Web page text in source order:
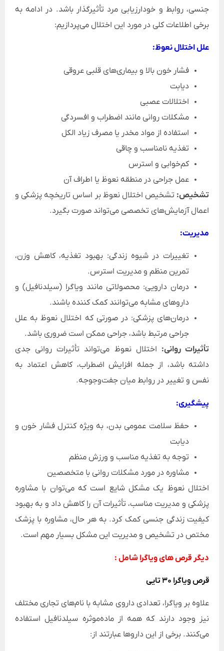
جنسی، روابط و خودارزیابی مرد تأثیرگذار باشد. در ادامه به
برخی اطلاعات کلی در مورد این اختلال می‌پردازیم:
علل اختلال نعوظ:
فشار خون بالا و بیماری‌های قلبی عروقی
دیابت
اختلالات عصبی
مشکلات روانی مانند اضطراب و افسردگی
استفاده از مواد مخدر یا مصرف زیاد الکل
تغذیه نامناسب و چاقی
کم‌خوابی و استرس
عمل جراحی در منطقه نعوظ یا اطراف آن
تشخیص: تشخیص اختلال نعوظ بر اساس تاریخچه پزشکی و
اعمال آزمایش‌های تخصصی می‌تواند صورت بگیرد.
مدیریت:
تغییرات در شیوه زندگی: بهبود تغذیه، کاهش وزن،
تمرین منظم و مدیریت استرس.
درمان دارویی: محصولاتی مانند ویاگرا (سیلدنافیل) و
داروهای مشابه می‌توانند کمک کننده باشند.
درمان‌های پزشکی: در صورتی که اختلال نعوظ به علل
جراحی مرتبط باشد، جراحی ممکن است ضروری باشد.
تأثیرات روانی: اختلال نعوظ می‌تواند تأثیرات روانی جدی
داشته باشد، از جمله افزایش اضطراب، کاهش اعتماد به
نفس و تغییر در روابط میان جفت‌وجوجه.
پیشگیری:
حفظ سلامت عمومی بدن، به ویژه کنترل فشار خون و
دیابت
توجه به تغذیه مناسب و ورزش منظم
مشاوره در مورد مشکلات روانی با متخصصین
اختلال نعوظ یک مشکل شایع است که می‌توان با مشاوره
پزشکی و مدیریت مناسب، تأثیرات آن را کاهش داد و به بهبود
کیفیت زندگی جنسی کمک کرد. به هر حال، مشاوره با پزشک
مختص در تشخیص و مدیریت این مشکل بسیار مهم است.
دیگر قرص های ویاگرا شامل :
قرص ویاگرا 30 تایی
علاوه بر ویاگرا، تعدادی داروی مشابه با نام‌های تجاری مختلف
نیز وجود دارند که همه از ماده‌موثره سیلدنافیل استفاده
می‌کنند. برخی از این داروها عبارتند از: